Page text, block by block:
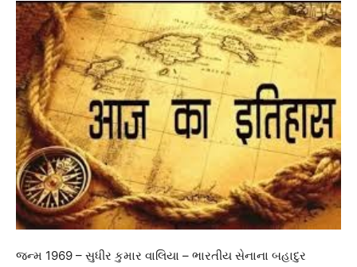
જન્મ 1969 – સુધીર કુમાર વાલિયા – ભારતીય સેનાના બહાદુર